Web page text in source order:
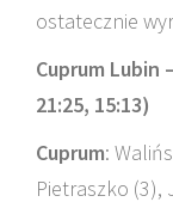
ostatecznie
Cuprum Lubin
21:25, 15:13)
Cuprum:
Pietraszko (3),